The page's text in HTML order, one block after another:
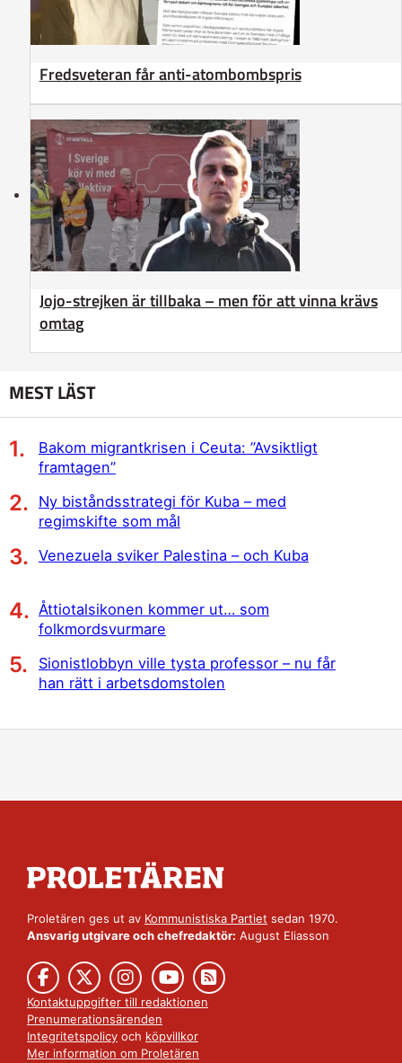
Fredsveteran får anti-atombombspris
Jojo-strejken är tillbaka – men för att vinna krävs
omtag
MEST LÄST
Bakom migrantkrisen i Ceuta: ”Avsiktligt
framtagen”
Ny biståndsstrategi för Kuba – med
regimskifte som mål
Venezuela sviker Palestina – och Kuba
Åttiotalsikonen kommer ut… som
folkmordsvurmare
Sionistlobbyn ville tysta professor – nu får
han rätt i arbetsdomstolen
Proletären ges ut av Kommunistiska Partiet sedan 1970.
Ansvarig utgivare och chefredaktör: August Eliasson
Kontaktuppgifter till redaktionen
Prenumerationsärenden
Integritetspolicy och köpvillkor
Mer information om Proletären